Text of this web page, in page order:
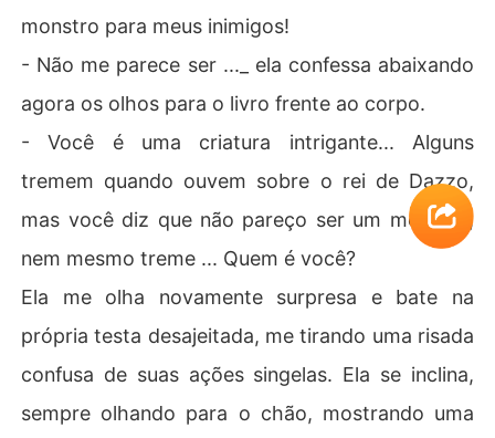
monstro para meus inimigos!
- Não me parece ser ..._ ela confessa abaixando
agora os olhos para o livro frente ao corpo.
- Você é uma criatura intrigante... Alguns
tremem quando ouvem sobre o rei de Dazzo,
mas você diz que não pareço ser um monstro,
nem mesmo treme ... Quem é você?
Ela me olha novamente surpresa e bate na
própria testa desajeitada, me tirando uma risada
confusa de suas ações singelas. Ela se inclina,
sempre olhando para o chão, mostrando uma